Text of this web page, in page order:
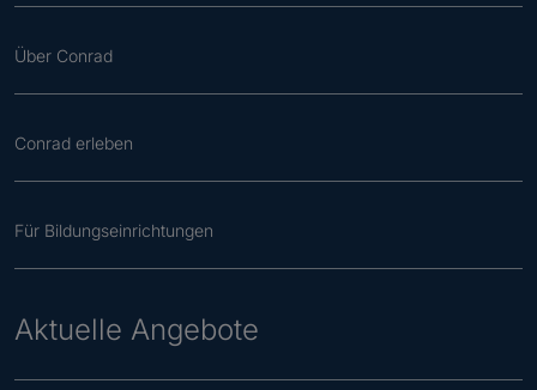
Über Conrad
Conrad erleben
Für Bildungseinrichtungen
Aktuelle Angebote